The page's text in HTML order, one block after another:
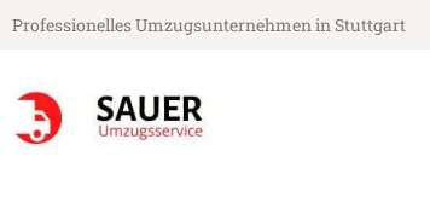
Professionelles Umzugsunternehmen in Stuttgart